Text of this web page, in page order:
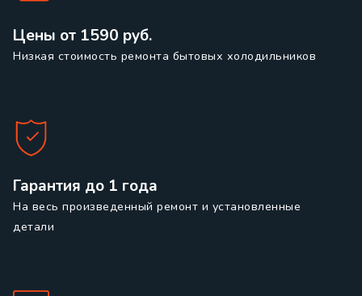
Цены от 1590 руб.
Низкая стоимость ремонта бытовых холодильников
Гарантия до 1 года
На весь произведенный ремонт и установленные
детали